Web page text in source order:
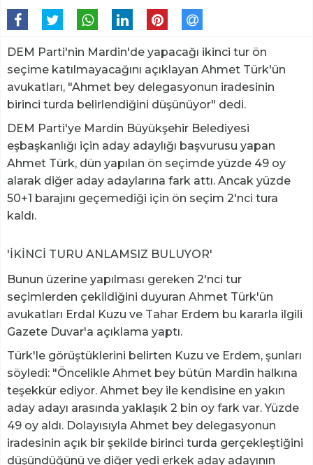
DEM Parti'nin Mardin'de yapacağı ikinci tur ön
seçime katılmayacağını açıklayan Ahmet Türk'ün
avukatları, "Ahmet bey delegasyonun iradesinin
birinci turda belirlendiğini düşünüyor" dedi.
DEM Parti'ye Mardin Büyükşehir Belediyesi
eşbaşkanlığı için aday adaylığı başvurusu yapan
Ahmet Türk, dün yapılan ön seçimde yüzde 49 oy
alarak diğer aday adaylarına fark attı. Ancak yüzde
50+1 barajını geçemediği için ön seçim 2'nci tura
kaldı.
'İKİNCİ TURU ANLAMSIZ BULUYOR'
Bunun üzerine yapılması gereken 2'nci tur
seçimlerden çekildiğini duyuran Ahmet Türk'ün
avukatları Erdal Kuzu ve Tahar Erdem bu kararla ilgili
Gazete Duvar'a açıklama yaptı.
Türk'le görüştüklerini belirten Kuzu ve Erdem, şunları
söyledi: "Öncelikle Ahmet bey bütün Mardin halkına
teşekkür ediyor. Ahmet bey ile kendisine en yakın
aday adayı arasında yaklaşık 2 bin oy fark var. Yüzde
49 oy aldı. Dolayısıyla Ahmet bey delegasyonun
iradesinin açık bir şekilde birinci turda gerçekleştiğini
düşündüğünü ve diğer yedi erkek aday adayının